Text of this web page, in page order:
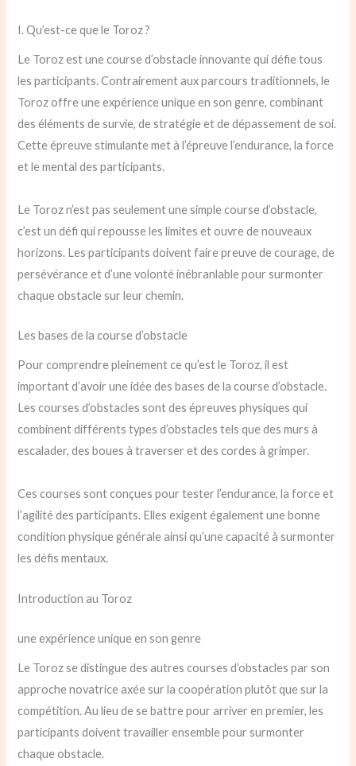
I. Qu’est-ce que le Toroz ?
Le Toroz est une course d’obstacle innovante qui défie tous
les participants. Contrairement aux parcours traditionnels, le
Toroz offre une expérience unique en son genre, combinant
des éléments de survie, de stratégie et de dépassement de soi.
Cette épreuve stimulante met à l’épreuve l’endurance, la force
et le mental des participants.
Le Toroz n’est pas seulement une simple course d’obstacle,
c’est un défi qui repousse les limites et ouvre de nouveaux
horizons. Les participants doivent faire preuve de courage, de
persévérance et d’une volonté inébranlable pour surmonter
chaque obstacle sur leur chemin.
Les bases de la course d’obstacle
Pour comprendre pleinement ce qu’est le Toroz, il est
important d’avoir une idée des bases de la course d’obstacle.
Les courses d’obstacles sont des épreuves physiques qui
combinent différents types d’obstacles tels que des murs à
escalader, des boues à traverser et des cordes à grimper.
Ces courses sont conçues pour tester l’endurance, la force et
l’agilité des participants. Elles exigent également une bonne
condition physique générale ainsi qu’une capacité à surmonter
les défis mentaux.
Introduction au Toroz
une expérience unique en son genre
Le Toroz se distingue des autres courses d’obstacles par son
approche novatrice axée sur la coopération plutôt que sur la
compétition. Au lieu de se battre pour arriver en premier, les
participants doivent travailler ensemble pour surmonter
chaque obstacle.